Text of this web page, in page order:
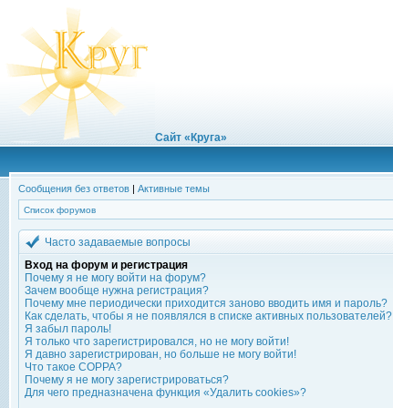
Сайт «Круга»
Сообщения без ответов | Активные темы
Список форумов
Часто задаваемые вопросы
Вход на форум и регистрация
Почему я не могу войти на форум?
Зачем вообще нужна регистрация?
Почему мне периодически приходится заново вводить имя и пароль?
Как сделать, чтобы я не появлялся в списке активных пользователей?
Я забыл пароль!
Я только что зарегистрировался, но не могу войти!
Я давно зарегистрирован, но больше не могу войти!
Что такое COPPA?
Почему я не могу зарегистрироваться?
Для чего предназначена функция «Удалить cookies»?